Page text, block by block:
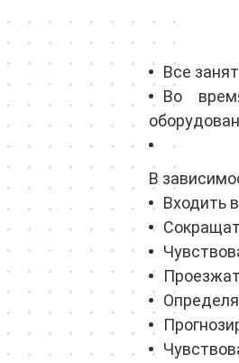
Все
Во
В
Входить